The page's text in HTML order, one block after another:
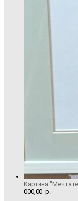
Картина
000,00 р.